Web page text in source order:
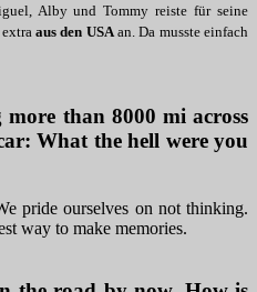
Alby und Tommy reiste für seine
extraaus den USAan. Da musste einfach
than 8000 mi across
What the hell were you
pride ourselves on not thinking.
way to make memories.